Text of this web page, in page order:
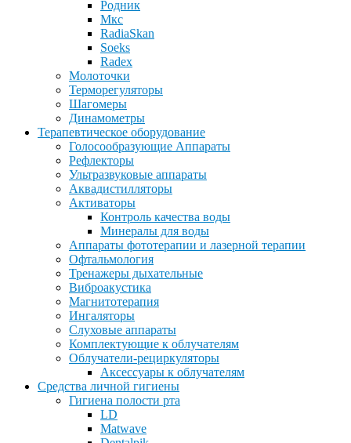
Родник
Мкс
RadiaSkan
Soeks
Radex
Молоточки
Терморегуляторы
Шагомеры
Динамометры
Терапевтическое оборудование
Голосообразующие Аппараты
Рефлекторы
Ультразвуковые аппараты
Аквадистилляторы
Активаторы
Контроль качества воды
Минералы для воды
Аппараты фототерапии и лазерной терапии
Офтальмология
Тренажеры дыхательные
Виброакустика
Магнитотерапия
Ингаляторы
Слуховые аппараты
Комплектующие к облучателям
Облучатели-рециркуляторы
Аксессуары к облучателям
Средства личной гигиены
Гигиена полости рта
LD
Matwave